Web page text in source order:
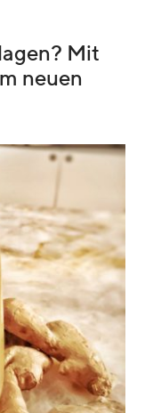
Mit
neuen